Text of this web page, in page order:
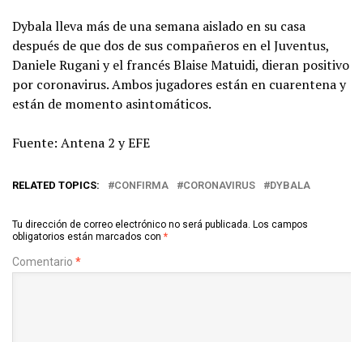
Dybala lleva más de una semana aislado en su casa
después de que dos de sus compañeros en el Juventus,
Daniele Rugani y el francés Blaise Matuidi, dieran positivo
por coronavirus. Ambos jugadores están en cuarentena y
están de momento asintomáticos.
Fuente: Antena 2 y EFE
RELATED TOPICS: CONFIRMA CORONAVIRUS DYBALA
Tu dirección de correo electrónico no será publicada. Los campos
obligatorios están marcados con *
Comentario *